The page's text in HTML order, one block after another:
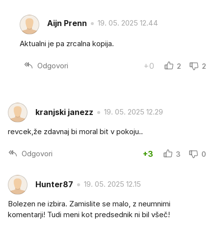
Aijn Prenn 19. 05. 2025 12.44
Aktualni je pa zrcalna kopija.
Odgovori +0 2 2
kranjski janezz 19. 05. 2025 12.29
revcek,že zdavnaj bi moral bit v pokoju..
Odgovori +3 3 0
Hunter87 19. 05. 2025 12.15
Bolezen ne izbira. Zamislite se malo, z neumnimi
komentarji! Tudi meni kot predsednik ni bil všeč!